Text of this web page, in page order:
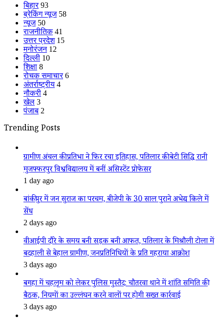
बिहार 93
ब्रेकिंग न्यूज 58
न्यूज 50
राजनीतिक 41
उत्तर प्रदेश 15
मनोरंजन 12
दिल्ली 10
शिक्षा 8
रोचक समाचार 6
अंतर्राष्ट्रीय 4
नौकरी 4
खेल 3
पंजाब 2
Trending Posts
ग्रामीण अंचल की प्रतिभा ने फिर रचा इतिहास, पतिलार की बेटी सिद्धि रानी
मुजफ्फरपुर विश्वविद्यालय में बनीं असिस्टेंट प्रोफेसर
1 day ago
बांकीपुर में जन सुराज का परचम, बीजेपी के 30 साल पुराने अभेद्य किले में
सेंध
2 days ago
वीआईपी दौरे के समय बनी सड़क बनी आफत, पतिलार के मिश्रौली टोला में
बदहाली से बेहाल ग्रामीण, जनप्रतिनिधियों के प्रति गहराया आक्रोश
3 days ago
बगहा में चहलूम को लेकर पुलिस मुस्तैद: चौतरवा थाने में शांति समिति की
बैठक, नियमों का उल्लंघन करने वालों पर होगी सख्त कार्रवाई
3 days ago